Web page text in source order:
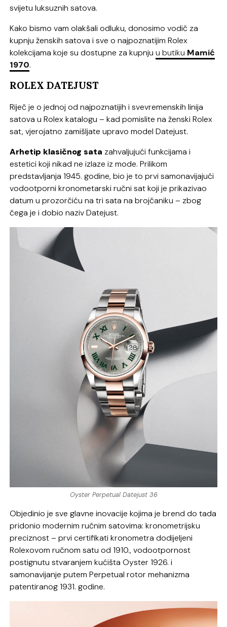
svijetu luksuznih satova.
Kako bismo vam olakšali odluku, donosimo vodič za
kupnju ženskih satova i sve o najpoznatijim Rolex
kolekcijama koje su dostupne za kupnjuu butiku Mamić
1970.
ROLEX DATEJUST
Riječ je o jednoj od najpoznatijih i svevremenskih linija
satova u Rolex katalogu – kad pomislite na ženski Rolex
sat, vjerojatno zamišljate upravo model Datejust.
Arhetip klasičnog sata zahvaljujući funkcijama i
estetici koji nikad ne izlaze iz mode. Prilikom
predstavljanja 1945. godine, bio je to prvi samonavijajući
vodootporni kronometarski ručni sat koji je prikazivao
datum u prozorčiću na tri sata na brojčaniku – zbog
čega je i dobio naziv Datejust.
Oyster Perpetual Datejust 36
Objedinio je sve glavne inovacije kojima je brend do tada
pridonio modernim ručnim satovima: kronometrijsku
preciznost – prvi certifikati kronometra dodijeljeni
Rolexovom ručnom satu od 1910., vodootpornost
postignutu stvaranjem kućišta Oyster 1926. i
samonavijanje putem Perpetual rotor mehanizma
patentiranog 1931. godine.